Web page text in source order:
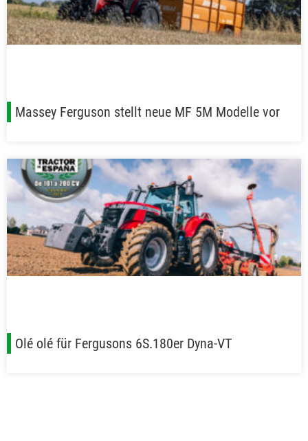
Massey Ferguson stellt neue MF 5M Modelle vor
Olé olé für Fergusons 6S.180er Dyna-VT